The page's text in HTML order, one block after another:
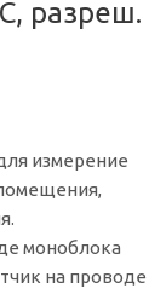
разреш.
измерение
моноблока
на проводе